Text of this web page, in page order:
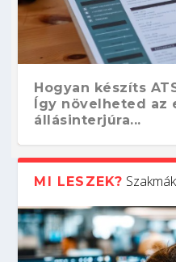
Hogyan készíts
Így növelheted az
állásinterjúra...
MI LESZEK?